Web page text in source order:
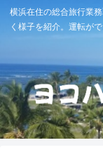
横浜在住の総合旅行業
く様子を紹介。運転が